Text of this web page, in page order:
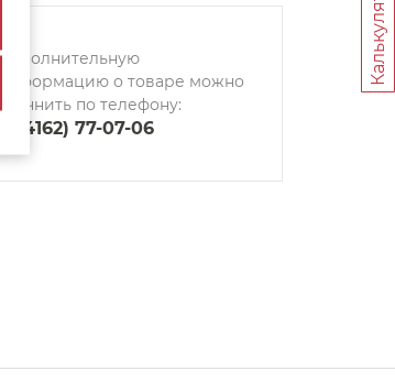
Дополнительную
информацию о товаре можно
уточнить по телефону:
8 (4162) 77-07-06